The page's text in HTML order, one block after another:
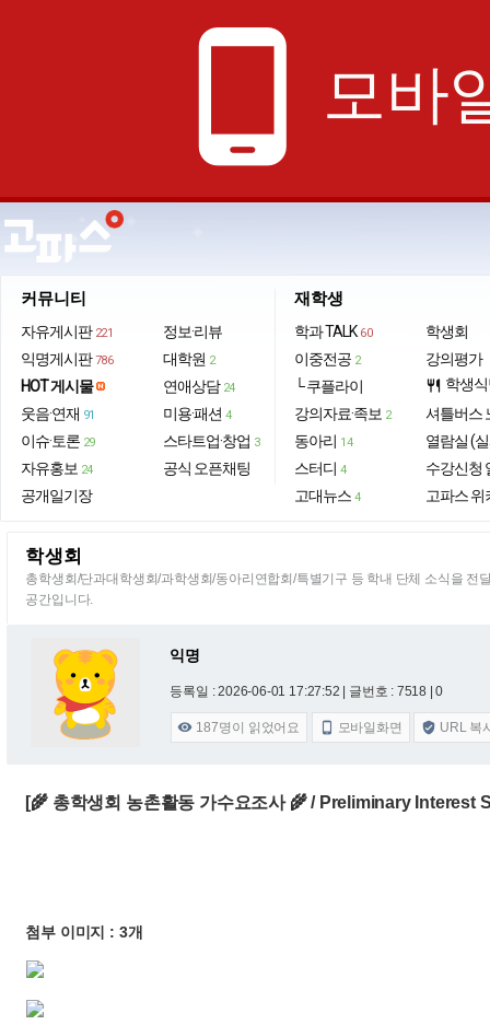
phone_android 모바
커뮤니티
자유게시판 221
익명게시판 786
HOT 게시물
웃음·연재 91
이슈·토론 29
자유홍보 24
공개일기장
정보·리뷰
대학원 2
연애상담 24
미용·패션 4
스타트업·창업 3
공식 오픈채팅
재학생
학과 TALK 60
이중전공 2
└ 쿠플라이
강의자료·족보 2
동아리 14
스터디 4
고대뉴스 4
학생회
강의평가
restaurant 학생
셔틀버스
열람실 (
수강신청
고파스 위
학생회
총학생회/단과대학생회/과학생회/동아리연합회/특별기구 등 학내 단체 소식을 전
공간입니다.
익명
등록일 : 2026-06-01 17:27:52 | 글번호 : 7518 | 0
 187명이 읽었어요  모바일화면  URL 복
[🌾 총학생회 농촌활동 가수요조사 🌾 / Preliminary
첨부 이미지 : 3개